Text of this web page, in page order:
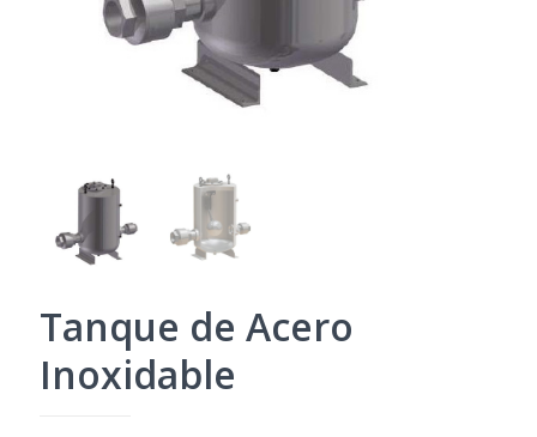
Tanque de Acero
Inoxidable